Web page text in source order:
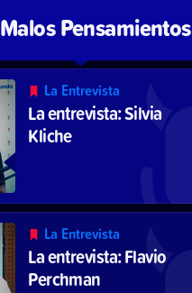
Malos Pensamientos
La Entrevista
La entrevista: Silvia
Kliche
La Entrevista
La entrevista: Flavio
Perchman